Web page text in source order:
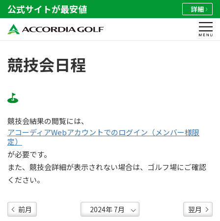
公式サイトが最安値 詳細
競技会日程
競技会結果の閲覧には、
アコーディアWebアカウントでのログイン（メンバー様限
定）
が必要です。
また、競技会詳細が表示されない場合は、ゴルフ場にご確認
ください。
前月 翌月